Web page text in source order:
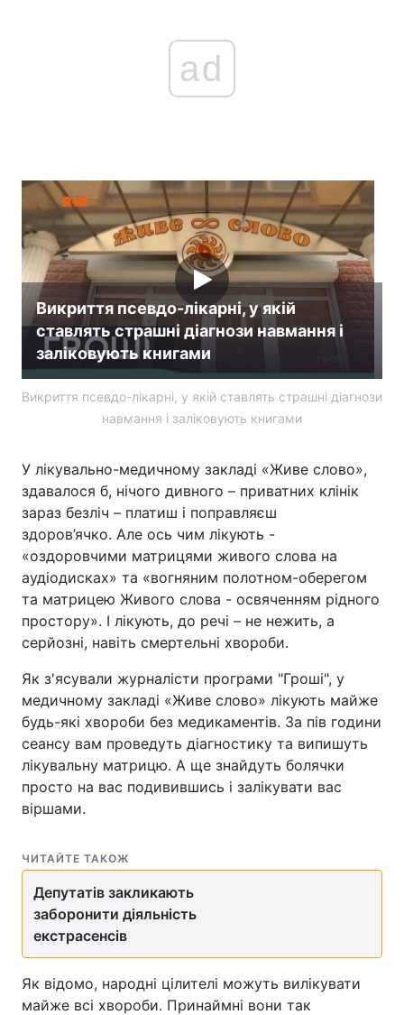
ad
Викриття псевдо-лікарні, у якій
ставлять страшні діагнози навмання і
заліковують книгами
Викриття псевдо-лікарні, у якій ставлять страшні діагнози
навмання і заліковують книгами
У лікувально-медичному закладі «Живе слово»,
здавалося б, нічого дивного – приватних клінік
зараз безліч – платиш і поправляєш
здоров’ячко. Але ось чим лікують -
«оздоровчими матрицями живого слова на
аудіодисках» та «вогняним полотном-оберегом
та матрицею Живого слова - освяченням рідного
простору». І лікують, до речі – не нежить, а
серйозні, навіть смертельні хвороби.
Як з'ясували журналісти програми "Гроші", у
медичному закладі «Живе слово» лікують майже
будь-які хвороби без медикаментів. За пів години
сеансу вам проведуть діагностику та випишуть
лікувальну матрицю. А ще знайдуть болячки
просто на вас подивившись і залікувати вас
віршами.
ЧИТАЙТЕ ТАКОЖ
Депутатів закликають
заборонити діяльність
екстрасенсів
Як відомо, народні цілителі можуть вилікувати
майже всі хвороби. Принаймні вони так